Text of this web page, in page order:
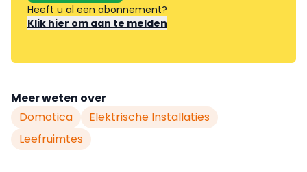
Heeft u al een abonnement?
Klik hier om aan te melden
Meer weten over
Domotica
Elektrische Installaties
Leefruimtes